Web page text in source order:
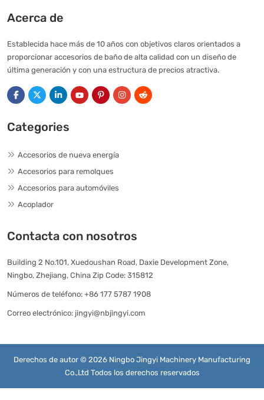
Acerca de
Establecida hace más de 10 años con objetivos claros orientados a
proporcionar accesorios de baño de alta calidad con un diseño de
última generación y con una estructura de precios atractiva.
Categories
Accesorios de nueva energía
Accesorios para remolques
Accesorios para automóviles
Acoplador
Contacta con nosotros
Building 2 No.101, Xuedoushan Road, Daxie Development Zone,
Ningbo, Zhejiang, China Zip Code: 315812
Números de teléfono: +86 177 5787 1908
Correo electrónico: jingyi@nbjingyi.com
Derechos de autor © 2026 Ningbo Jingyi Machinery Manufacturing
Co.,Ltd Todos los derechos reservados